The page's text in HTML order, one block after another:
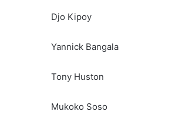
Djo Kipoy
Yannick Bangala
Tony Huston
Mukoko Soso